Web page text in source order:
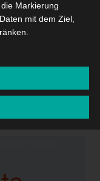
hilfreichen
und Benutzer
in der Praxis“
Markierung
mit dem Ziel,
besteht, dass diese
werden, um
auf eine
zu analysieren